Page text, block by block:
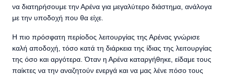
να διατηρήσουμε την Αρένα για μεγαλύτερο διάστημα, ανάλογα
με την υποδοχή που θα είχε.
Η πιο πρόσφατη περίοδος λειτουργίας της Αρένας γνώρισε
καλή αποδοχή, τόσο κατά τη διάρκεια της ίδιας της λειτουργίας
της όσο και αργότερα. Όταν η Αρένα καταργήθηκε, είδαμε τους
παίκτες να την αναζητούν ενεργά και να μας λένε πόσο τους